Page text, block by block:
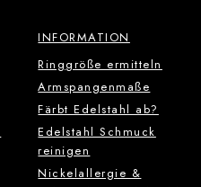
INFORMATION
Ringgröße ermitteln
Armspangenmaße
Färbt Edelstahl ab?
Edelstahl Schmuck
reinigen
Nickelallergie &